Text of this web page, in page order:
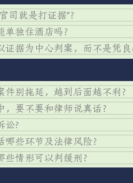
司就是打证据”？
单独住酒店吗？
证据为中心判案，而不是凭良
件别拖延，越到后面越不利？
，要不要和律师说真话？
讼?
哪些环节及法律风险？
些情形可以判缓刑？